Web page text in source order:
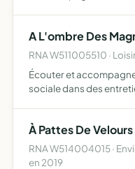
parents,…
A L'ombre Des
RNA W511005510 ·
Écouter et
sociale dans des
À Pattes De Velours
RNA W514004015 ·
en 2019